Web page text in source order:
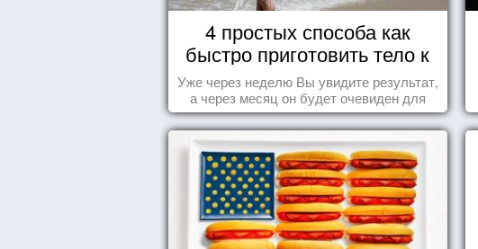
4 простых способа как
быстро приготовить тело к
морю
Уже через неделю Вы увидите результат,
а через месяц он будет очевиден для
всех!